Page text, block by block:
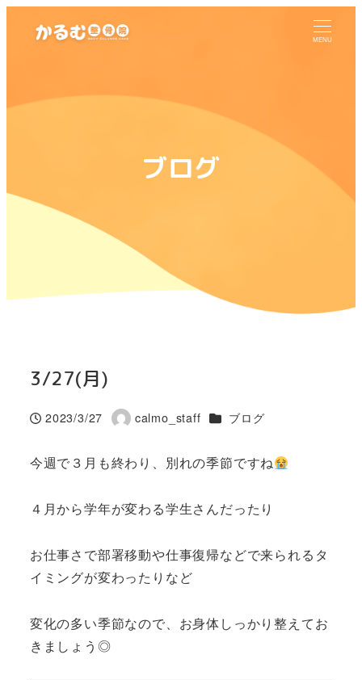
MENU
ブログ
3/27(月)
投稿日
2023/3/27
著
calmo_staff カテゴリー
ブログ
今週で３月も終わり、別れの季節ですね
４月から学年が変わる学生さんだったり
お仕事さで部署移動や仕事復帰などで来られるタ
イミングが変わったりなど
変化の多い季節なので、お身体しっかり整えてお
きましょう◎